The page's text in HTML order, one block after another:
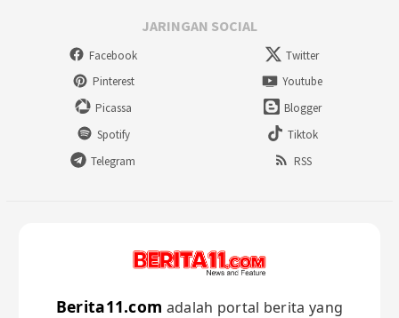
JARINGAN SOCIAL
Facebook
Twitter
Pinterest
Youtube
Picassa
Blogger
Spotify
Tiktok
Telegram
RSS
Berita11.com adalah portal berita yang